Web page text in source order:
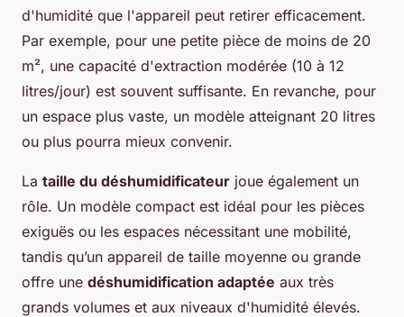
d'humidité que l'appareil peut retirer efficacement.
Par exemple, pour une petite pièce de moins de 20
m², une capacité d'extraction modérée (10 à 12
litres/jour) est souvent suffisante. En revanche, pour
un espace plus vaste, un modèle atteignant 20 litres
ou plus pourra mieux convenir.
La taille du déshumidificateur joue également un
rôle. Un modèle compact est idéal pour les pièces
exiguës ou les espaces nécessitant une mobilité,
tandis qu’un appareil de taille moyenne ou grande
offre une déshumidification adaptée aux très
grands volumes et aux niveaux d'humidité élevés.